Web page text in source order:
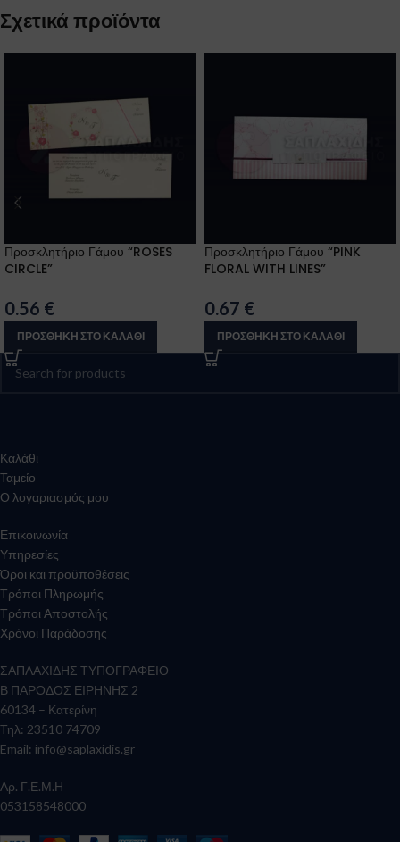
Σχετικά προϊόντα
Προσκλητήριο Γάμου “ROSES
CIRCLE”
0.56 €
ΠΡΟΣΘΉΚΗ ΣΤΟ ΚΑΛΆΘΙ
Προσκλητήριο Γάμου “PINK
FLORAL WITH LINES”
0.67 €
ΠΡΟΣΘΉΚΗ ΣΤΟ ΚΑΛΆΘΙ
Καλάθι
Ταμείο
Ο λογαριασμός μου
Επικοινωνία
Υπηρεσίες
Όροι και προϋποθέσεις
Τρόποι Πληρωμής
Τρόποι Αποστολής
Χρόνοι Παράδοσης
ΣΑΠΛΑΧΙΔΗΣ ΤΥΠΟΓΡΑΦΕΙΟ
Β ΠΑΡΟΔΟΣ ΕΙΡΗΝΗΣ 2
60134 – Κατερίνη
Τηλ: 23510 74709
Email: info@saplaxidis.gr
Αρ. Γ.Ε.Μ.Η
053158548000